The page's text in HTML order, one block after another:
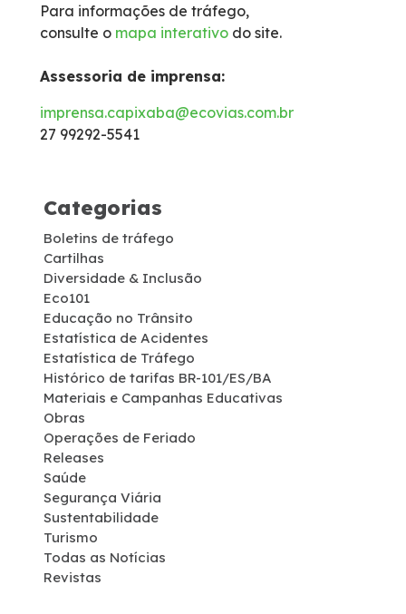
Isenção de Veículos Oficiais
Faixa de domínio
Notícias
Sustentabilidade
Compromissos Voluntários ESG
Projetos Socioambientais
Programas Ambientais
Licenciamento Ambiental
Política de Sustentabilidade
Para informações de tráfego,
consulte o mapa interativo do site.
Assessoria de imprensa:
imprensa.capixaba@ecovias.com.br
27 99292-5541
Categorias
Boletins de tráfego
Cartilhas
Diversidade & Inclusão
Eco101
Educação no Trânsito
Estatística de Acidentes
Estatística de Tráfego
Histórico de tarifas BR-101/ES/BA
Materiais e Campanhas Educativas
Obras
Operações de Feriado
Releases
Saúde
Segurança Viária
Sustentabilidade
Turismo
Todas as Notícias
Revistas